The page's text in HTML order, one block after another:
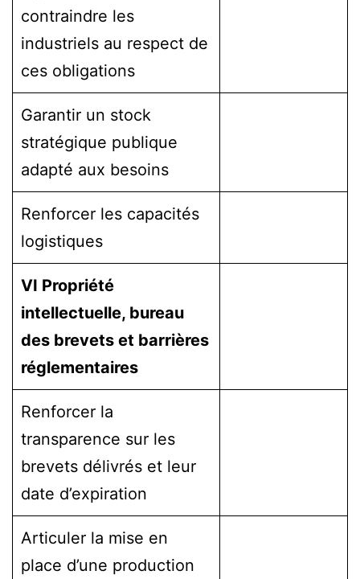
contraindre les
industriels au respect de
ces obligations
Garantir un stock
stratégique publique
adapté aux besoins
Renforcer les capacités
logistiques
VI Propriété
intellectuelle, bureau
des brevets et barrières
réglementaires
Renforcer la
transparence sur les
brevets délivrés et leur
date d’expiration
Articuler la mise en
place d’une production